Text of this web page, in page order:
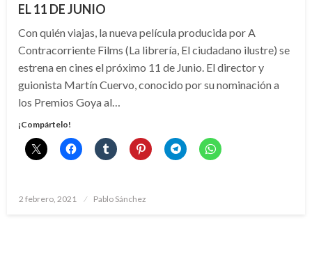
EL 11 DE JUNIO
Con quién viajas, la nueva película producida por A
Contracorriente Films (La librería, El ciudadano ilustre) se
estrena en cines el próximo 11 de Junio. El director y
guionista Martín Cuervo, conocido por su nominación a
los Premios Goya al…
¡Compártelo!
Publicado
2 febrero, 2021 Pablo Sánchez